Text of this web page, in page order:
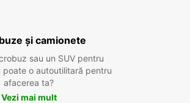
și camionete
sau un SUV pentru
poate o autoutilitară pentru
afacerea ta?
Vezi mai mult